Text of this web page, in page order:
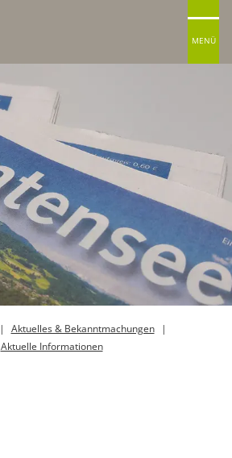
MENÜ
Aktuelles & Bekanntmachungen
Aktuelle Informationen